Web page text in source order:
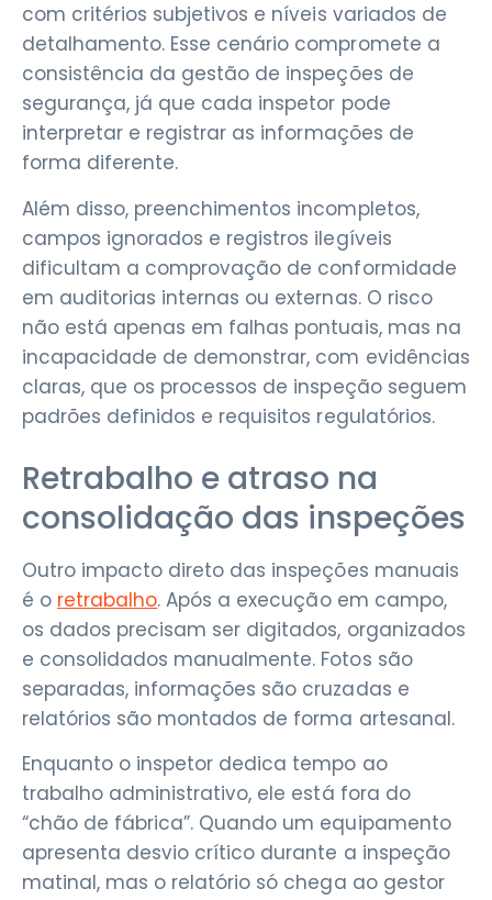
com critérios subjetivos e níveis variados de
detalhamento. Esse cenário compromete a
consistência da gestão de inspeções de
segurança, já que cada inspetor pode
interpretar e registrar as informações de
forma diferente.
Além disso, preenchimentos incompletos,
campos ignorados e registros ilegíveis
dificultam a comprovação de conformidade
em auditorias internas ou externas. O risco
não está apenas em falhas pontuais, mas na
incapacidade de demonstrar, com evidências
claras, que os processos de inspeção seguem
padrões definidos e requisitos regulatórios.
Retrabalho e atraso na
consolidação das inspeções
Outro impacto direto das inspeções manuais
é o retrabalho. Após a execução em campo,
os dados precisam ser digitados, organizados
e consolidados manualmente. Fotos são
separadas, informações são cruzadas e
relatórios são montados de forma artesanal.
Enquanto o inspetor dedica tempo ao
trabalho administrativo, ele está fora do
“chão de fábrica”. Quando um equipamento
apresenta desvio crítico durante a inspeção
matinal, mas o relatório só chega ao gestor